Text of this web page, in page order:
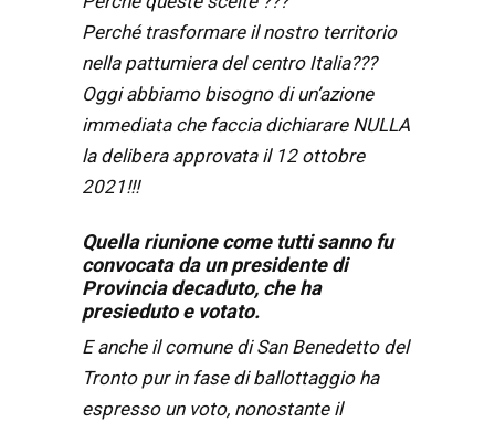
Perché trasformare il nostro territorio
nella pattumiera del centro Italia???
Oggi abbiamo bisogno di un’azione
immediata che faccia dichiarare NULLA
la delibera approvata il 12 ottobre
2021!!!
Quella riunione come tutti sanno fu
convocata da un presidente di
Provincia decaduto, che ha
presieduto e votato.
E anche il comune di San Benedetto del
Tronto pur in fase di ballottaggio ha
espresso un voto, nonostante il